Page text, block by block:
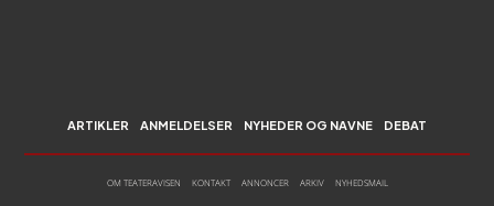
ARTIKLER ANMELDELSER NYHEDER OG NAVNE DEBAT
OM TEATERAVISEN KONTAKT ANNONCER ARKIV NYHEDSMAIL